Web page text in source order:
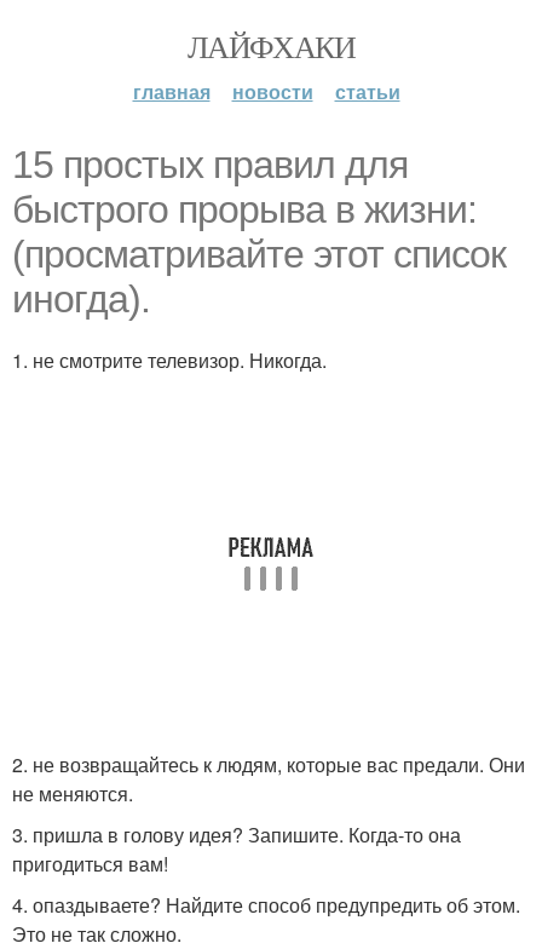
ЛАЙФХАКИ
главная новости статьи
15 простых правил для
быстрого прорыва в жизни:
(просматривайте этот список
иногда).
1. не смотрите телевизор. Никогда.
2. не возвращайтесь к людям, которые вас предали. Они
не меняются.
3. пришла в голову идея? Запишите. Когда-то она
пригодиться вам!
4. опаздываете? Найдите способ предупредить об этом.
Это не так сложно.